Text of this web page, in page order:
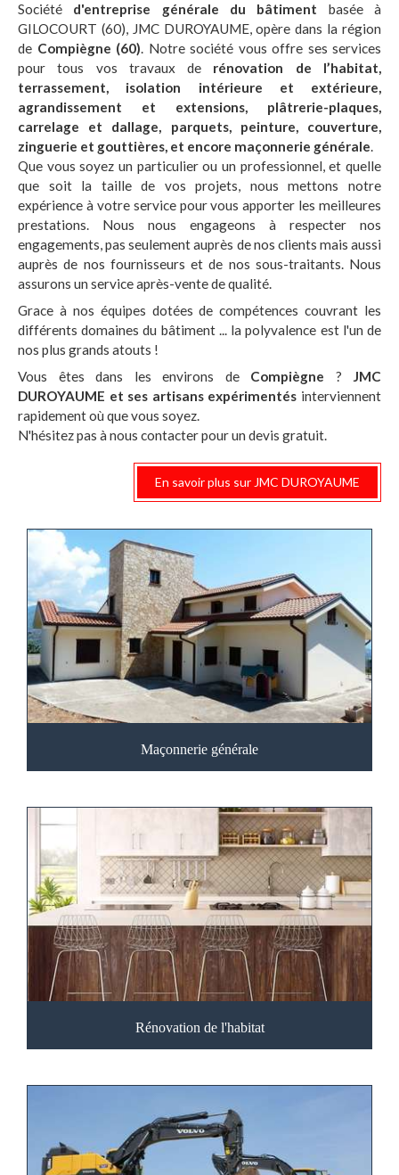
Société d'entreprise générale du bâtiment basée à
GILOCOURT (60), JMC DUROYAUME, opère dans la région
de Compiègne (60). Notre société vous offre ses services
pour tous vos travaux de rénovation de l’habitat,
terrassement, isolation intérieure et extérieure,
agrandissement et extensions, plâtrerie-plaques,
carrelage et dallage, parquets, peinture, couverture,
zinguerie et gouttières, et encore maçonnerie générale.
Que vous soyez un particulier ou un professionnel, et quelle
que soit la taille de vos projets, nous mettons notre
expérience à votre service pour vous apporter les meilleures
prestations. Nous nous engageons à respecter nos
engagements, pas seulement auprès de nos clients mais aussi
auprès de nos fournisseurs et de nos sous-traitants. Nous
assurons un service après-vente de qualité.
Grace à nos équipes dotées de compétences couvrant les
différents domaines du bâtiment ... la polyvalence est l'un de
nos plus grands atouts !
Vous êtes dans les environs de Compiègne ? JMC
DUROYAUME et ses artisans expérimentés interviennent
rapidement où que vous soyez.
N'hésitez pas à nous contacter pour un devis gratuit.
En savoir plus sur JMC DUROYAUME
Maçonnerie générale
Rénovation de l'habitat